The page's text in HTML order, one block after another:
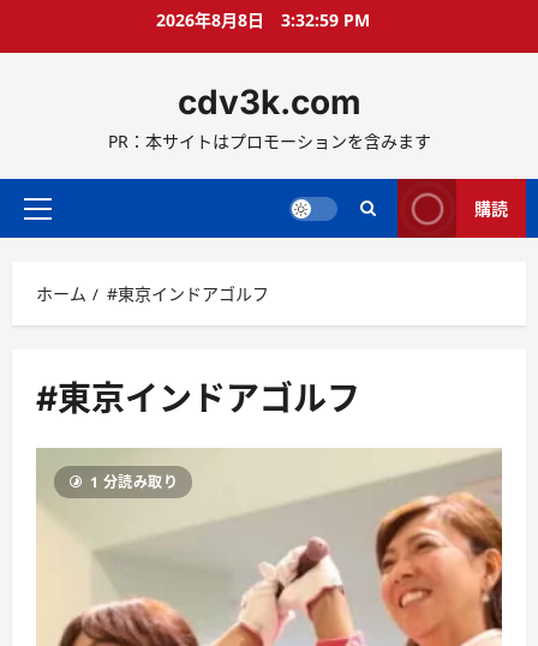
ス
ッ
2026年8月8日 3:32:59 PM
cdv3k.com
PR：本サイトはプロモーションを含みます
メ
メ
ニ
ー
購読
ホーム #東京インドアゴルフ
#東京インドアゴルフ
1 分読み取り